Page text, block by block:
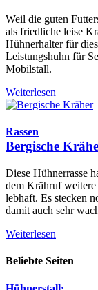
Weil die guten
als friedliche leise
Hühnerhalter für
Leistungshuhn für
Mobilstall.
Weiterlesen
Rassen
Bergische
Diese Hühnerrasse
dem Krähruf
lebhaft. Es stecken
damit auch sehr
Weiterlesen
Beliebte Seiten